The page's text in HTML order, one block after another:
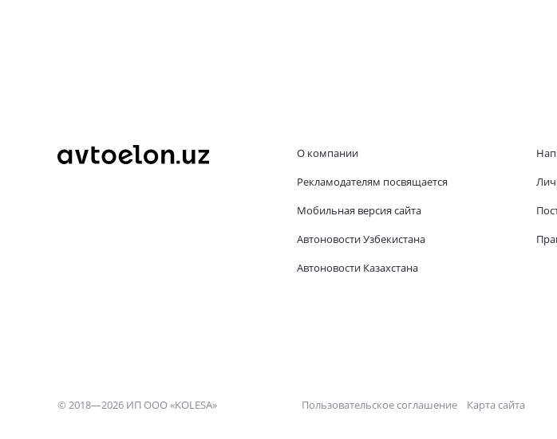
О компании
Рекламодателям посвящается
Мобильная версия сайта
Автоновости Узбекистана
Автоновости Казахстана
© 2018—2026 ИП ООО «KOLESA» Пользовательское соглашение Карта сайта